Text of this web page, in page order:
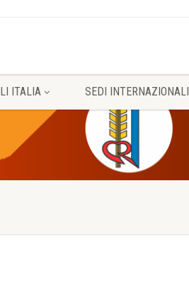
ITALIA SEDI INTERNAZIONALI